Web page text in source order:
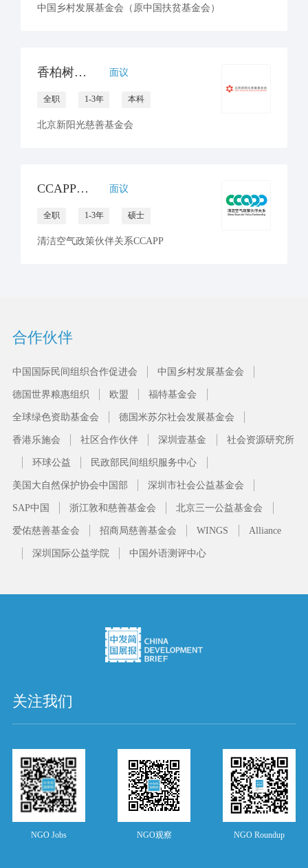
中国乡村发展基金会（原中国扶贫基金会）
香柏树专项公益运营传播主管 面议
全职 1-3年 本科
北京新阳光慈善基金会
CCAPP秘书处 招聘传播官员 面议
全职 1-3年 硕士
清洁空气政策伙伴关系CCAPP
合作伙伴
中国国际民间组织合作促进会 中国乡村发展基金会
德国世界粮惠组织 欧盟 福特基金会
全球绿色资助基金会 德国米苏尔社会发展基金会
香港乐施会 社区合作伙伴 深圳壹基金 社会资源研究所
环球公益 民政部民间组织服务中心
美国大自然保护协会中国部 深圳市社会公益基金会
SAP中国 浙江敦和慈善基金会 北京三一公益基金会
爱佑慈善基金会 招商局慈善基金会 WINGS Alliance
深圳国际公益学院 中国外语测评中心
关注我们
NGO Jobs NGO观察 NGO Roundup